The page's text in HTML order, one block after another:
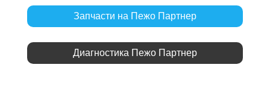
Запчасти на Пежо Партнер
Диагностика Пежо Партнер